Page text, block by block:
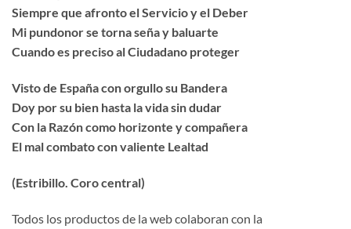
Siempre que afronto el Servicio y el Deber
Mi pundonor se torna seña y baluarte
Cuando es preciso al Ciudadano proteger
Visto de España con orgullo su Bandera
Doy por su bien hasta la vida sin dudar
Con la Razón como horizonte y compañera
El mal combato con valiente Lealtad
(Estribillo. Coro central)
Todos los productos de la web colaboran con la